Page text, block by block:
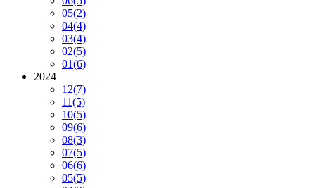
05(2)
04(4)
03(4)
02(5)
01(6)
2024
12(7)
11(5)
10(5)
09(6)
08(3)
07(5)
06(6)
05(5)